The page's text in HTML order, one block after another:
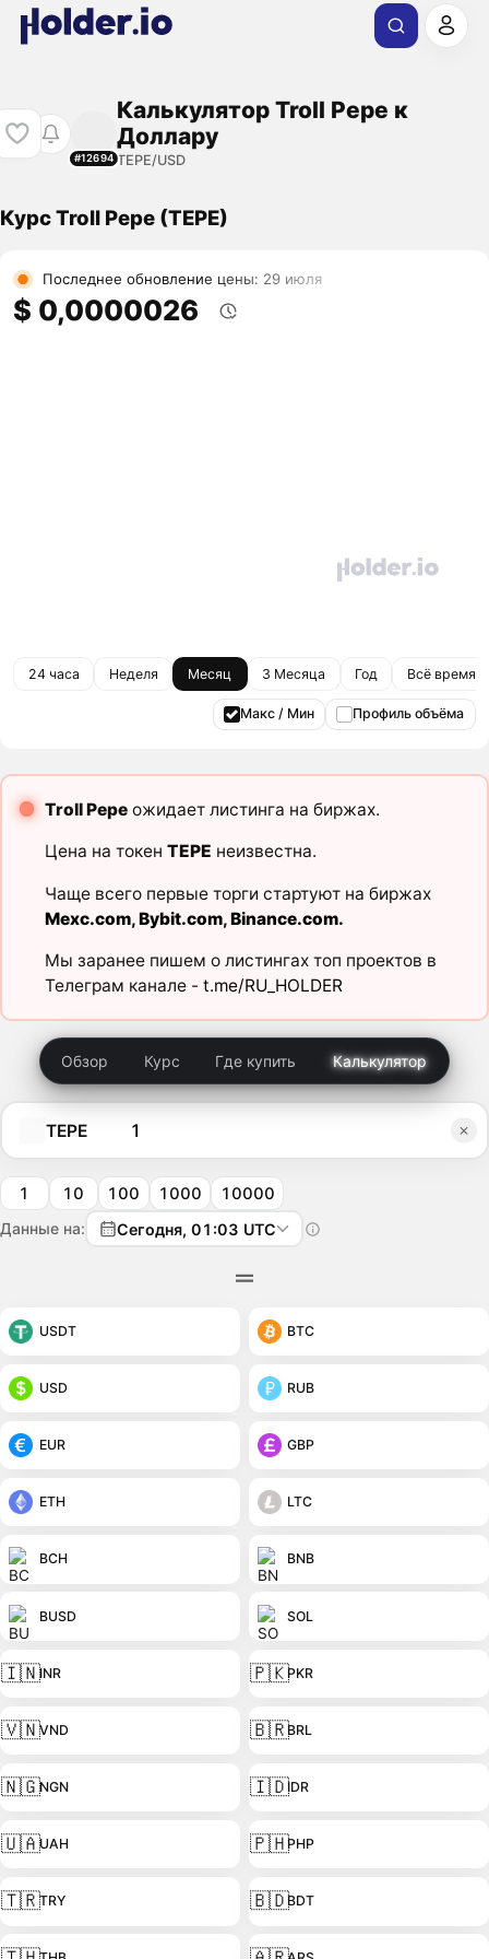
#12694
Калькулятор Troll Pepe к
Доллару
TEPE/USD
Курс Troll Pepe (TEPE)
Последнее обновление цены: 29 июля
$ 0,0000026
24 часа Неделя Месяц 3 Месяца Год Всё время
Макс / Мин Профиль объёма
Troll Pepeожидает листинга на биржах.
Цена на токен TEPE неизвестна.
Чаще всего первые торги стартуют на биржах
Mexc.com,Bybit.com,Binance.com.
Мы заранее пишем о листингах топ проектов в
Телеграм канале - t.me/RU_HOLDER
Обзор Курс Где купить Калькулятор
TEPE
1 10 100 1000 10000
Данные на: Сегодня, 01:03 UTC
USDT BTC
USD RUB
EUR GBP
ETH LTC
BCH BNB
BUSD SOL
🇮🇳INR 🇵🇰PKR
🇻🇳VND 🇧🇷BRL
🇳🇬NGN 🇮🇩IDR
🇺🇦UAH 🇵🇭PHP
🇹🇷TRY 🇧🇩BDT